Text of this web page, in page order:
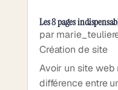
Les 8 pages
par
Création de site
Avoir un site web
différence entre